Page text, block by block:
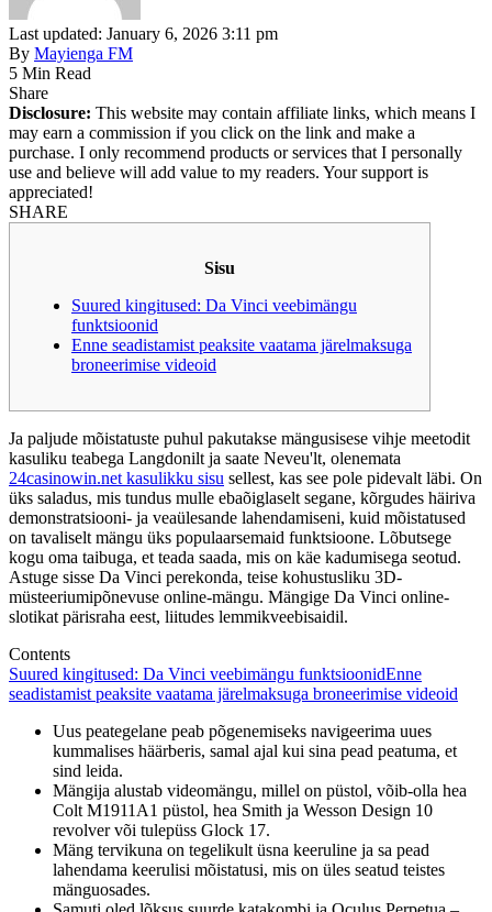
Last updated: January 6, 2026 3:11 pm
By Mayienga FM
5 Min Read
Share
Disclosure: This website may contain affiliate links, which means I
may earn a commission if you click on the link and make a
purchase. I only recommend products or services that I personally
use and believe will add value to my readers. Your support is
appreciated!
SHARE
Sisu
Suured kingitused: Da Vinci veebimängu
funktsioonid
Enne seadistamist peaksite vaatama järelmaksuga
broneerimise videoid
Ja paljude mõistatuste puhul pakutakse mängusisese vihje meetodit
kasuliku teabega Langdonilt ja saate Neveu'lt, olenemata
24casinowin.net kasulikku sisu sellest, kas see pole pidevalt läbi. On
üks saladus, mis tundus mulle ebaõiglaselt segane, kõrgudes häiriva
demonstratsiooni- ja veaülesande lahendamiseni, kuid mõistatused
on tavaliselt mängu üks populaarsemaid funktsioone. Lõbutsege
kogu oma taibuga, et teada saada, mis on käe kadumisega seotud.
Astuge sisse Da Vinci perekonda, teise kohustusliku 3D-
müsteeriumipõnevuse online-mängu. Mängige Da Vinci online-
slotikat pärisraha eest, liitudes lemmikveebisaidil.
Contents
Suured kingitused: Da Vinci veebimängu funktsioonidEnne
seadistamist peaksite vaatama järelmaksuga broneerimise videoid
Uus peategelane peab põgenemiseks navigeerima uues
kummalises häärberis, samal ajal kui sina pead peatuma, et
sind leida.
Mängija alustab videomängu, millel on püstol, võib-olla hea
Colt M1911A1 püstol, hea Smith ja Wesson Design 10
revolver või tulepüss Glock 17.
Mäng tervikuna on tegelikult üsna keeruline ja sa pead
lahendama keerulisi mõistatusi, mis on üles seatud teistes
mänguosades.